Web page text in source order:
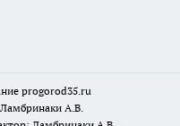
progorod35.ru
А.В.